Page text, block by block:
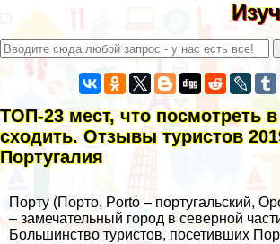
ТОП-23 мест, что посмотреть
сходить. Отзывы туристов
Португалия
Порту (Порто, Porto – португальский,
– замечательный город в северной
Большинство туристов, посетивших